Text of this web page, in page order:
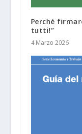
Perché
tutti!”
4 Marzo 2026